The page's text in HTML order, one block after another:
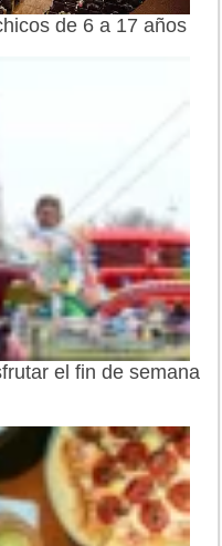
de 6 a 17 años
el fin de semana